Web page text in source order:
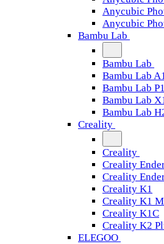
Anycubic
Anycubic
Bambu Lab
Bambu Lab
Bambu Lab
Bambu Lab
Bambu Lab
Bambu Lab
Creality
Creality
Creality
Creality
Creality K1
Creality K1
Creality K1C
Creality K2
ELEGOO